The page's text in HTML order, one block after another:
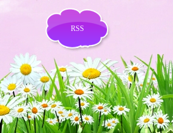
RSS